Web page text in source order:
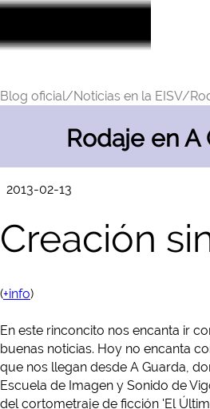
Blog oficial/Noticias en la EISV/
Rodaje en A
2013-02-13
Creación
(+info)
En este rinconcito nos encanta ir
buenas noticias. Hoy no encanta
que nos llegan desde A Guarda,
Escuela de Imagen y Sonido de
del cortometraje de ficción 'El